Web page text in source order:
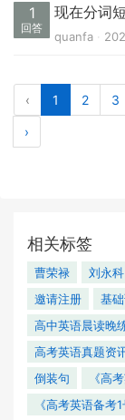
1
回答
现在分词
quanfa
‹ 1 2 3
›
相关标签
曹荣禄 刘永科
邀请注册
基
高中英语晨读晚
高考英语真题资
倒装句
《高
《高考英语备考1